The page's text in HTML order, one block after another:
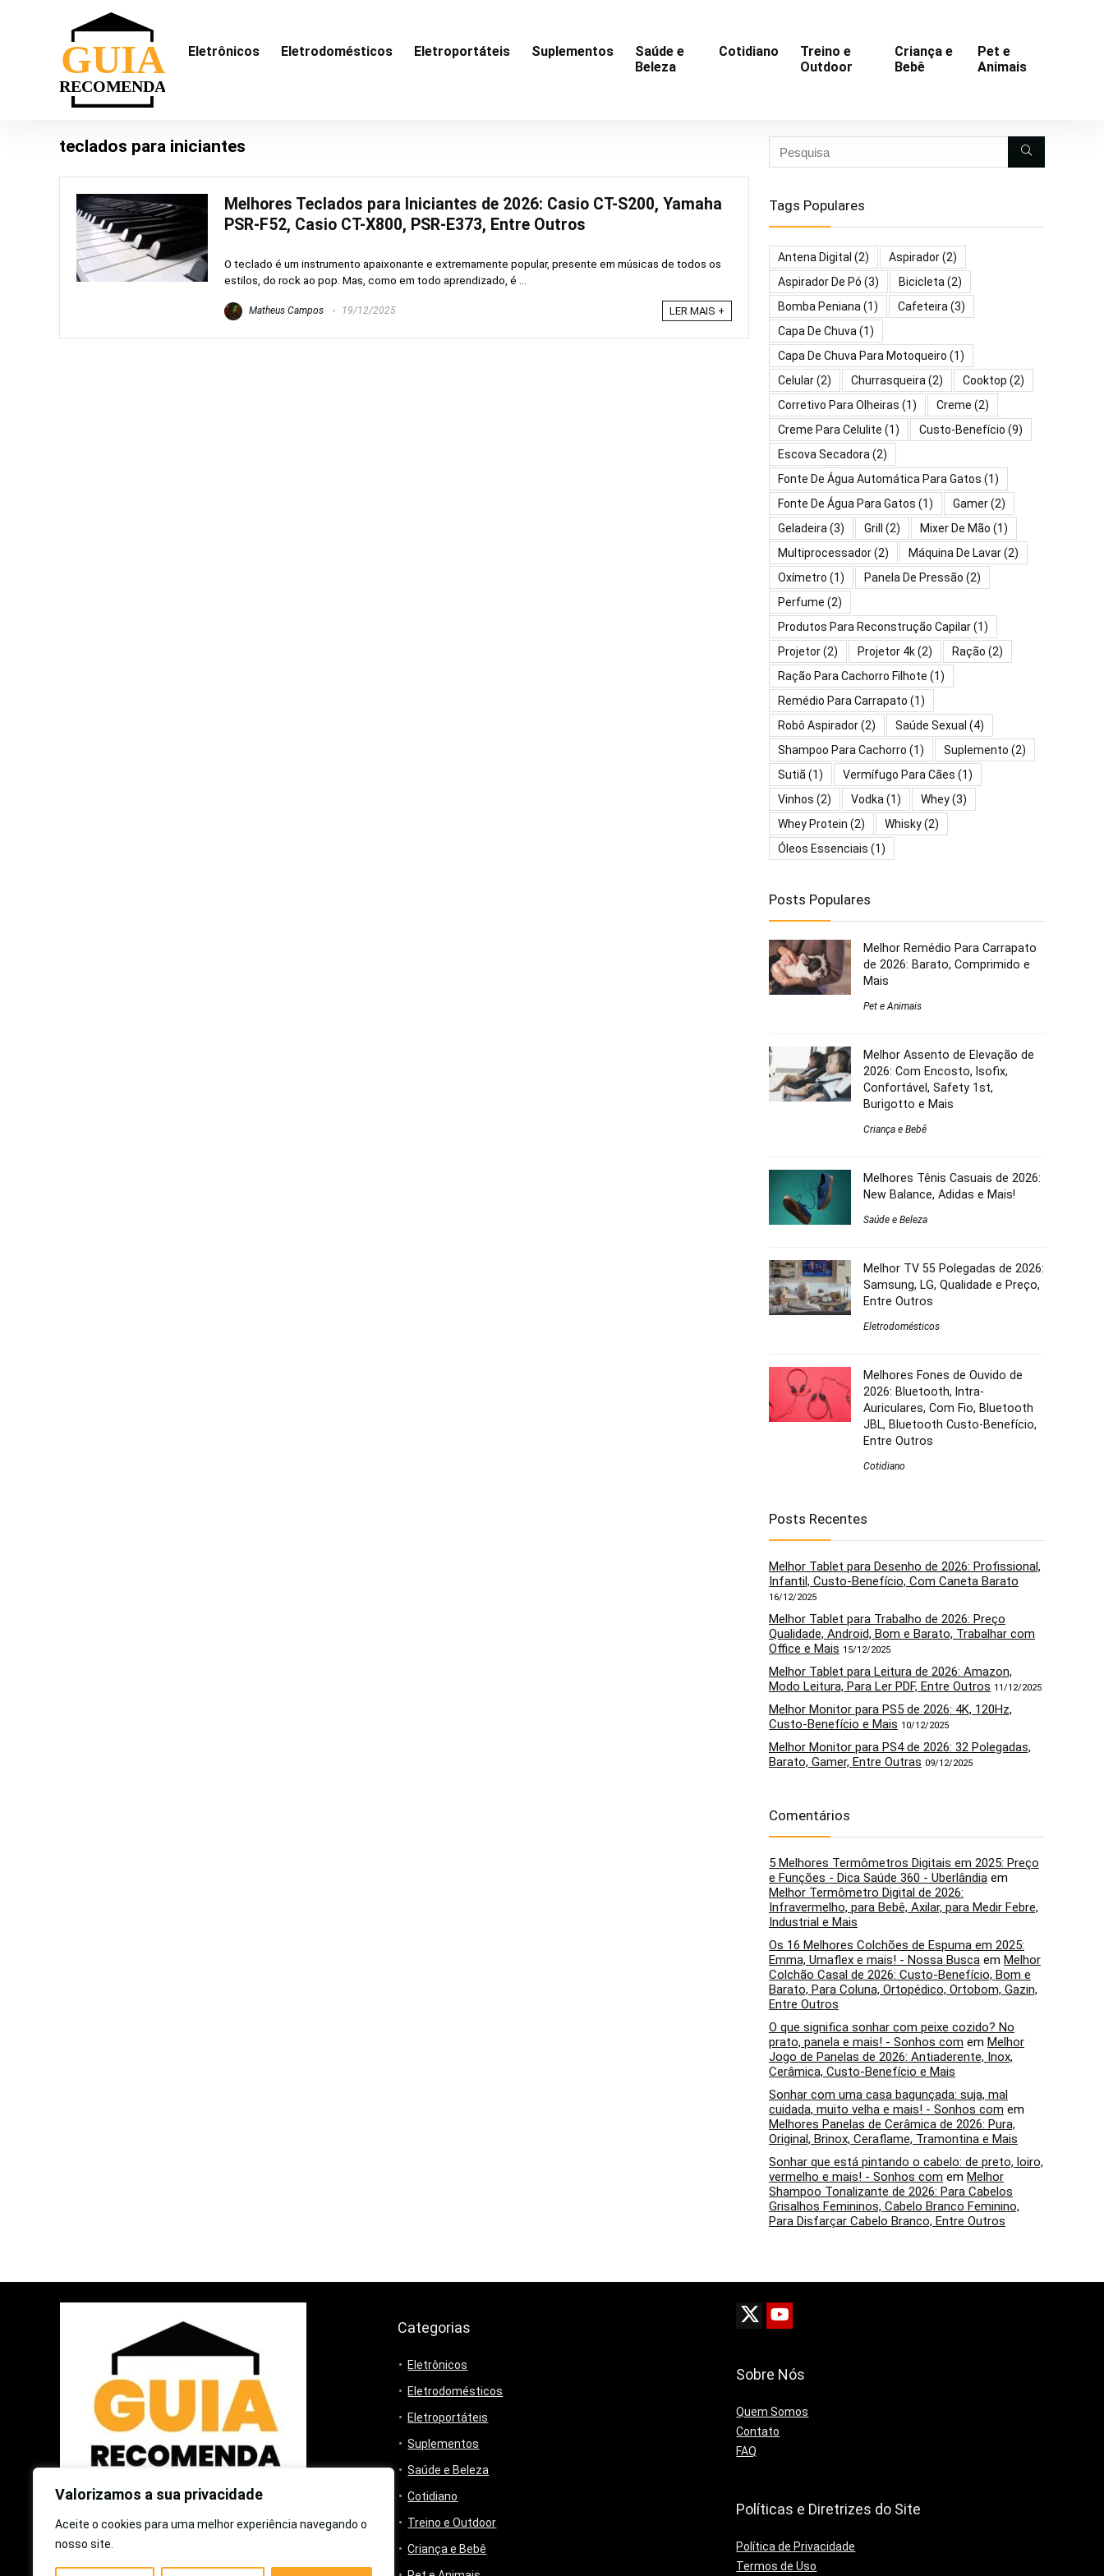
Valorizamos a sua privacidade
Aceite o cookies para uma melhor experiência navegando o
nosso site.
Eletrônicos Eletrodomésticos Eletroportáteis Suplementos
Saúde e
Beleza
Cotidiano
Treino e
Outdoor
Criança e
Bebê
Pet e
Animais
teclados para iniciantes
Melhores Teclados para Iniciantes de 2026: Casio CT-S200, Yamaha
PSR-F52, Casio CT-X800, PSR-E373, Entre Outros
O teclado é um instrumento apaixonante e extremamente popular, presente em músicas de todos os
estilos, do rock ao pop. Mas, como em todo aprendizado, é ...
Matheus Campos 19/12/2025 LER MAIS +
Tags Populares
Antena Digital (2) Aspirador(2)
Aspirador De Pó (3) Bicicleta (2)
Bomba Peniana (1) Cafeteira (3)
Capa De Chuva (1)
Capa De Chuva Para Motoqueiro (1)
Celular(2) Churrasqueira (2) Cooktop (2)
Corretivo Para Olheiras (1) Creme (2)
Creme Para Celulite (1) Custo-Benefício (9)
Escova Secadora (2)
Fonte De Água Automática Para Gatos (1)
Fonte De Água Para Gatos (1) Gamer(2)
Geladeira (3) Grill (2) Mixer De Mão (1)
Multiprocessador(2) Máquina De Lavar(2)
Oxímetro (1) Panela De Pressão (2)
Perfume (2)
Produtos Para Reconstrução Capilar(1)
Projetor(2) Projetor 4k(2) Ração (2)
Ração Para Cachorro Filhote (1)
Remédio Para Carrapato (1)
Robô Aspirador(2) Saúde Sexual (4)
Shampoo Para Cachorro (1) Suplemento (2)
Sutiã (1) Vermífugo Para Cães (1)
Vinhos (2) Vodka (1) Whey(3)
Whey Protein (2) Whisky(2)
Óleos Essenciais (1)
Posts Populares
Melhor Remédio Para Carrapato
de 2026: Barato, Comprimido e
Mais
Pet e Animais
Melhor Assento de Elevação de
2026: Com Encosto, Isofix,
Confortável, Safety 1st,
Burigotto e Mais
Criança e Bebê
Melhores Tênis Casuais de 2026:
New Balance, Adidas e Mais!
Saúde e Beleza
Melhor TV 55 Polegadas de 2026:
Samsung, LG, Qualidade e Preço,
Entre Outros
Eletrodomésticos
Melhores Fones de Ouvido de
2026: Bluetooth, Intra-
Auriculares, Com Fio, Bluetooth
JBL, Bluetooth Custo-Benefício,
Entre Outros
Cotidiano
Posts Recentes
Melhor Tablet para Desenho de 2026: Profissional,
Infantil, Custo-Benefício, Com Caneta Barato
16/12/2025
Melhor Tablet para Trabalho de 2026: Preço
Qualidade, Android, Bom e Barato, Trabalhar com
Office e Mais 15/12/2025
Melhor Tablet para Leitura de 2026: Amazon,
Modo Leitura, Para Ler PDF, Entre Outros 11/12/2025
Melhor Monitor para PS5 de 2026: 4K, 120Hz,
Custo-Benefício e Mais 10/12/2025
Melhor Monitor para PS4 de 2026: 32 Polegadas,
Barato, Gamer, Entre Outras 09/12/2025
Comentários
5 Melhores Termômetros Digitais em 2025: Preço
e Funções - Dica Saúde 360 - Uberlândia em
Melhor Termômetro Digital de 2026:
Infravermelho, para Bebê, Axilar, para Medir Febre,
Industrial e Mais
Os 16 Melhores Colchões de Espuma em 2025:
Emma, Umaflex e mais! - Nossa Busca em Melhor
Colchão Casal de 2026: Custo-Benefício, Bom e
Barato, Para Coluna, Ortopédico, Ortobom, Gazin,
Entre Outros
O que significa sonhar com peixe cozido? No
prato, panela e mais! - Sonhos com em Melhor
Jogo de Panelas de 2026: Antiaderente, Inox,
Cerâmica, Custo-Benefício e Mais
Sonhar com uma casa bagunçada: suja, mal
cuidada, muito velha e mais! - Sonhos com em
Melhores Panelas de Cerâmica de 2026: Pura,
Original, Brinox, Ceraflame, Tramontina e Mais
Sonhar que está pintando o cabelo: de preto, loiro,
vermelho e mais! - Sonhos com em Melhor
Shampoo Tonalizante de 2026: Para Cabelos
Grisalhos Femininos, Cabelo Branco Feminino,
Para Disfarçar Cabelo Branco, Entre Outros
2025 © Guia Recomenda | Todos os Direitos Reservados
Categorias
Eletrônicos
Eletrodomésticos
Eletroportáteis
Suplementos
Saúde e Beleza
Cotidiano
Treino e Outdoor
Criança e Bebê
Sobre Nós
Quem Somos
Contato
FAQ
Políticas e Diretrizes do Site
Política de Privacidade
Termos de Uso